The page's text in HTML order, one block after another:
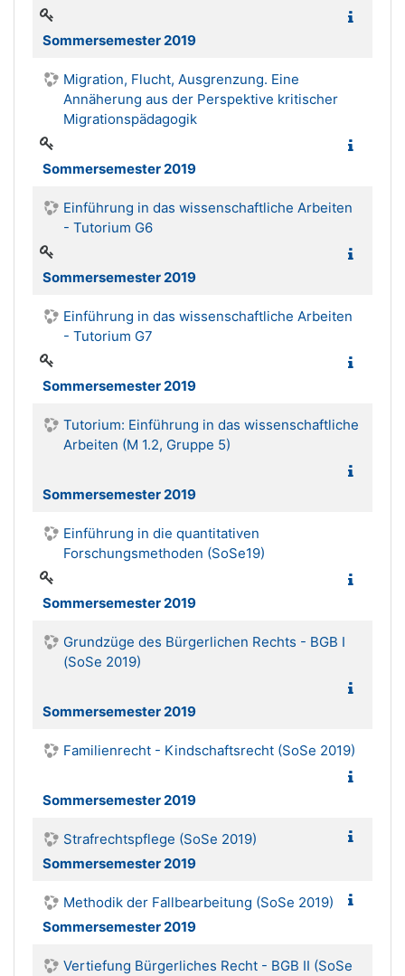
Sommersemester 2019
Migration, Flucht, Ausgrenzung. Eine
Annäherung aus der Perspektive kritischer
Migrationspädagogik
Sommersemester 2019
Einführung in das wissenschaftliche Arbeiten
- Tutorium G6
Sommersemester 2019
Einführung in das wissenschaftliche Arbeiten
- Tutorium G7
Sommersemester 2019
Tutorium: Einführung in das wissenschaftliche
Arbeiten (M 1.2, Gruppe 5)
Sommersemester 2019
Einführung in die quantitativen
Forschungsmethoden (SoSe19)
Sommersemester 2019
Grundzüge des Bürgerlichen Rechts - BGB I
(SoSe 2019)
Sommersemester 2019
Familienrecht - Kindschaftsrecht (SoSe 2019)
Sommersemester 2019
Strafrechtspflege (SoSe 2019)
Sommersemester 2019
Methodik der Fallbearbeitung (SoSe 2019)
Sommersemester 2019
Vertiefung Bürgerliches Recht - BGB II (SoSe